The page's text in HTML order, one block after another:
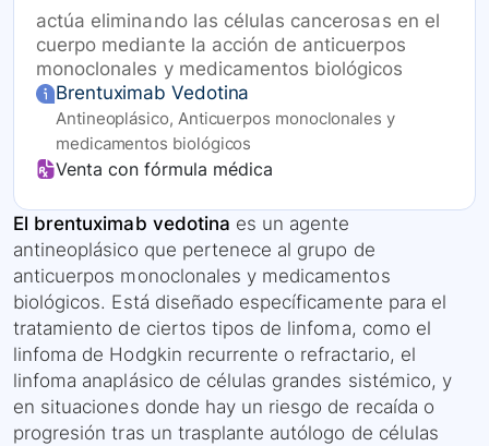
actúa eliminando las células cancerosas en el
cuerpo mediante la acción de anticuerpos
monoclonales y medicamentos biológicos
Brentuximab Vedotina
Antineoplásico, Anticuerpos monoclonales y
medicamentos biológicos
Venta con fórmula médica
El brentuximab vedotina es un agente
antineoplásico que pertenece al grupo de
anticuerpos monoclonales y medicamentos
biológicos. Está diseñado específicamente para el
tratamiento de ciertos tipos de linfoma, como el
linfoma de Hodgkin recurrente o refractario, el
linfoma anaplásico de células grandes sistémico, y
en situaciones donde hay un riesgo de recaída o
progresión tras un trasplante autólogo de células